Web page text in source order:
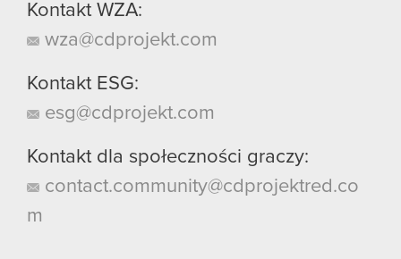
Kontakt WZA:
wza@cdprojekt.com
Kontakt ESG:
esg@cdprojekt.com
Kontakt dla społeczności graczy:
contact.community@cdprojektred.co
m